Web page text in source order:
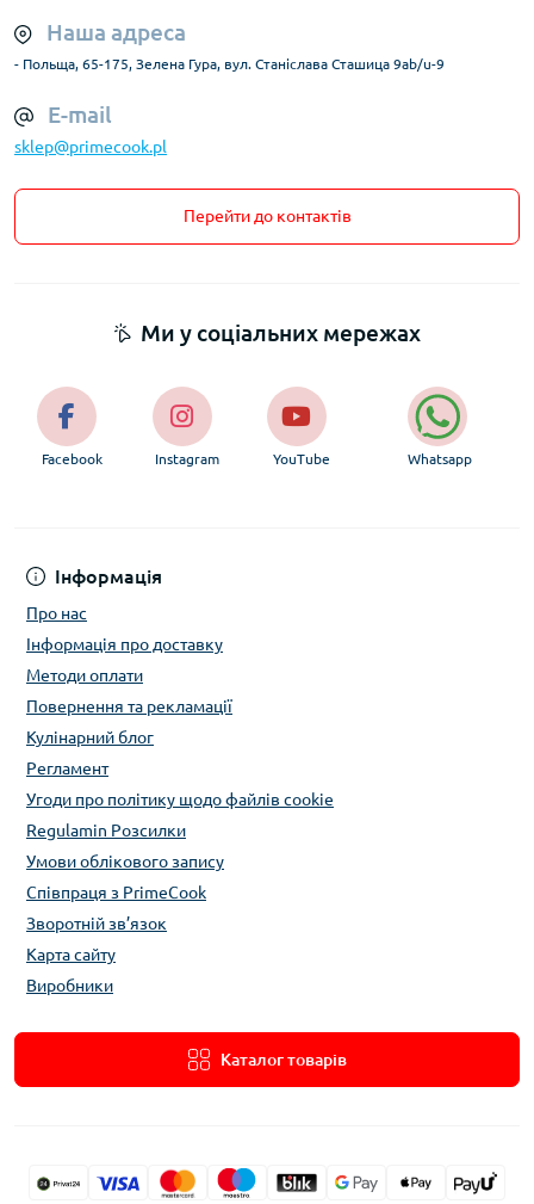
Наша адреса
- Польща, 65-175, Зелена Гура, вул. Станіслава Сташица 9ab/u-9
E-mail
sklep@primecook.pl
Перейти до контактів
Інформація
Про нас
Інформація про доставку
Методи оплати
Повернення та рекламації
Кулінарний блог
Регламент
Угоди про політику щодо файлів cookie
Regulamin Розсилки
Умови облікового запису
Співпраця з PrimeCook
Зворотній зв’язок
Карта сайту
Виробники
Каталог товарів
Ми у соціальних мережах
Facebook Instagram YouTube Whatsapp